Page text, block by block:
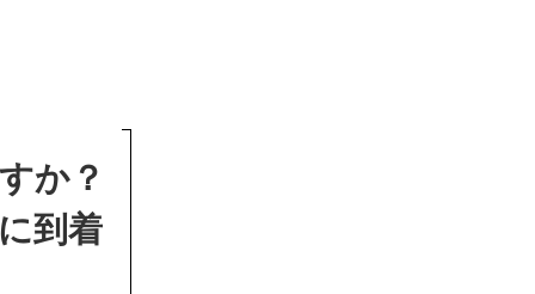
か？
到着